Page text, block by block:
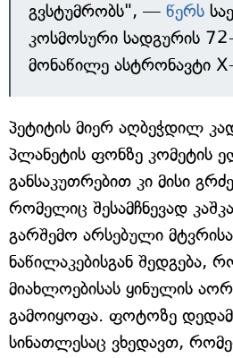
გვსტუმრობს", — წერს
კოსმოსური სადგურის 72-
მონაწილე ასტრონავტი
პეტიტის მიერ აღბეჭდილ
პლანეტის ფონზე კომეტის
განსაკუთრებით კი მისი
რომელიც შესამჩნევად
გარშემო არსებული
ნაწილაკებისგან შედგება,
მიახლოებისას ყინულის
გამოიყოფა. ფოტოზე
სინათლესაც ვხედავთ,